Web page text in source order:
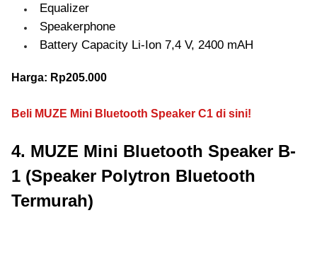
Equalizer
Speakerphone
Battery Capacity Li-Ion 7,4 V, 2400 mAH
Harga: Rp205.000
Beli MUZE Mini Bluetooth Speaker C1 di sini!
4. MUZE Mini Bluetooth Speaker B-
1 (Speaker Polytron Bluetooth
Termurah)